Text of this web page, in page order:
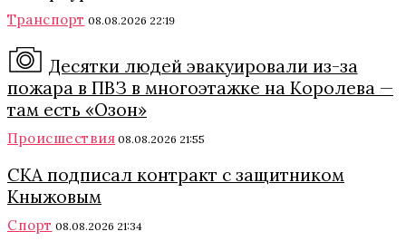
Транспорт 08.08.2026 22:19
Десятки людей эвакуировали из-за
пожара в ПВЗ в многоэтажке на Королева —
там есть «Озон»
Происшествия 08.08.2026 21:55
СКА подписал контракт с защитником
Кныжовым
Спорт 08.08.2026 21:34